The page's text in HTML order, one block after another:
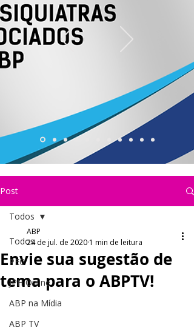
Post
Todos
PEC
JPH Online
ABP na Mídia
ABP TV
Todos
Envie sua sugestão de
tema para o ABPTV!
ABP
24 de jul. de 2020 1 min de leitura